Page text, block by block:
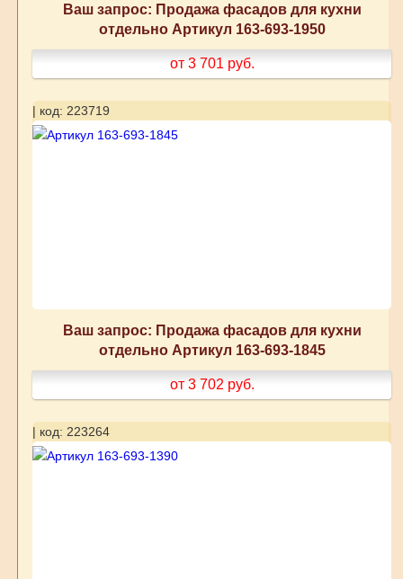
Ваш запрос: Продажа фасадов для кухни
отдельно Артикул 163-693-1950
от 3 701 руб.
| код: 223719
Ваш запрос: Продажа фасадов для кухни
отдельно Артикул 163-693-1845
от 3 702 руб.
| код: 223264